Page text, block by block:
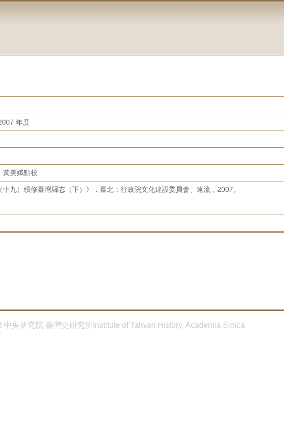
年度
黃美娥點校
十九）續修臺灣縣志（下）》，臺北：行政院文化建設委員會、遠流，2007。
中央研究院 臺灣史研究所Institute of Taiwan History, Academia Sinica